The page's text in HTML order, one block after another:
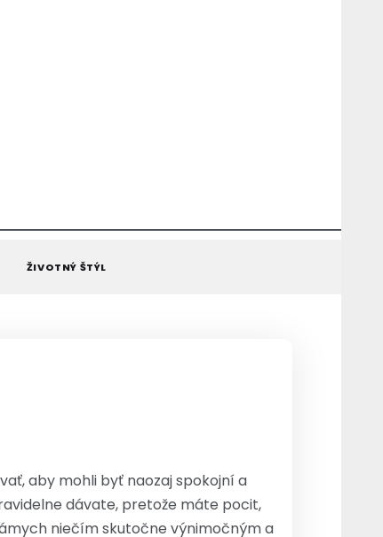
ŽIVOTNÝ ŠTÝL
aby mohli byť naozaj spokojní a
dávate, pretože máte pocit,
niečím skutočne výnimočným a